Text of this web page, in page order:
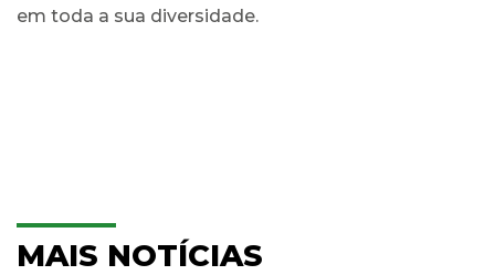
em toda a sua diversidade.
MAIS NOTÍCIAS